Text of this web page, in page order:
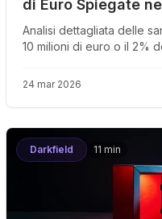
di Euro Spiegate
Analisi dettagliata delle
10 milioni di euro o il 2%
per i dirigenti e
24 mar 2026
Darkfield 11 min